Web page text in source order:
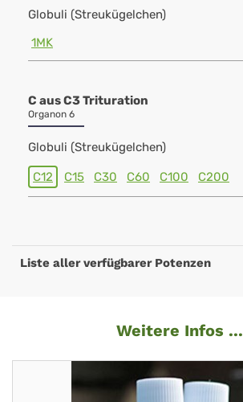
Globuli (Streukügelchen)
1MK
C aus C3 Trituration
Organon 6
Globuli (Streukügelchen)
C12 C15 C30 C60 C100 C200
Liste aller verfügbarer Potenzen
Weitere Infos ...